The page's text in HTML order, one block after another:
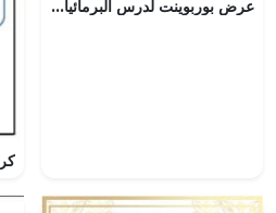
عرض بوربوينت لدرس البرمائيات، مقرر حيا 317 الصفحات 20